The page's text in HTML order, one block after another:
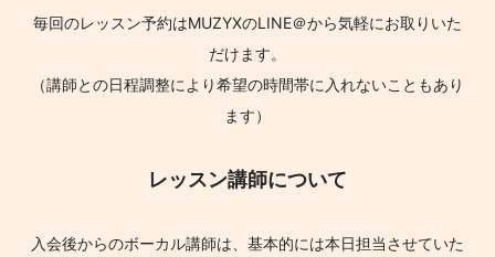
毎回のレッスン予約はMUZYXのLINE＠から気軽にお取りいた
だけます。
（講師との日程調整により希望の時間帯に入れないこともあり
ます）
レッスン講師について
入会後からのボーカル講師は、基本的には本日担当させていた